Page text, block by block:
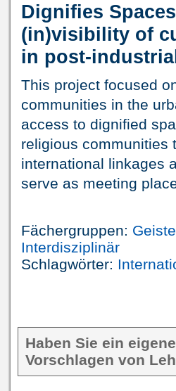
Dignifies
(in)visibility of
in post-
This project focused
communities in the
access to dignified
religious communities
international linkages
serve as meeting
Fächergruppen:
Interdisziplinär
Schlagwörter:
Haben Sie ein
Vorschlagen von